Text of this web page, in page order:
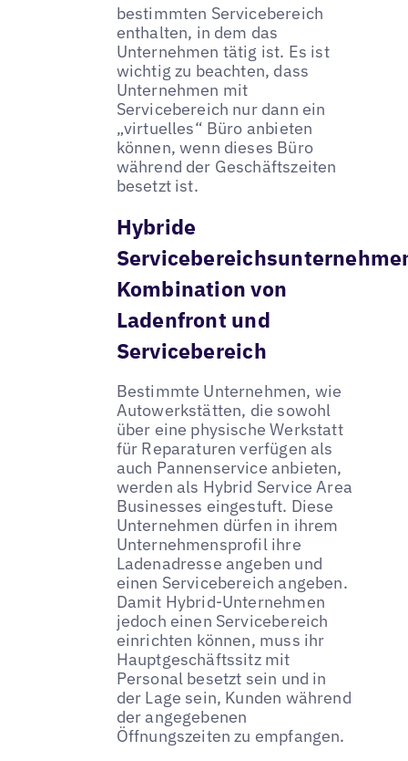
bestimmten Servicebereich
enthalten, in dem das
Unternehmen tätig ist. Es ist
wichtig zu beachten, dass
Unternehmen mit
Servicebereich nur dann ein
„virtuelles“ Büro anbieten
können, wenn dieses Büro
während der Geschäftszeiten
besetzt ist.
Hybride
Kombination von
Ladenfront und
Servicebereich
Bestimmte Unternehmen, wie
Autowerkstätten, die sowohl
über eine physische Werkstatt
für Reparaturen verfügen als
auch Pannenservice anbieten,
werden als Hybrid Service Area
Businesses eingestuft. Diese
Unternehmen dürfen in ihrem
Unternehmensprofil ihre
Ladenadresse angeben und
einen Servicebereich angeben.
Damit Hybrid-Unternehmen
jedoch einen Servicebereich
einrichten können, muss ihr
Hauptgeschäftssitz mit
Personal besetzt sein und in
der Lage sein, Kunden während
der angegebenen
Öffnungszeiten zu empfangen.